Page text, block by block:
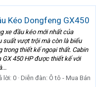
Kéo Dongfeng GX450
xe đầu kéo mới nhất của
suất vượt trội mà còn là biểu
trong thiết kế ngoại thất. Cabin
450 HP được thiết kế với
lời: 0 Diễn đàn: Ô tô - Mua Bán